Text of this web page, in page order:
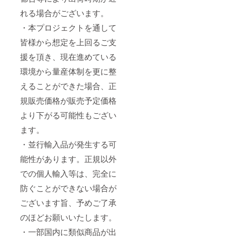
れる場合がございます。
・本プロジェクトを通して
皆様から想定を上回るご支
援を頂き、現在進めている
環境から量産体制を更に整
えることができた場合、正
規販売価格が販売予定価格
より下がる可能性もござい
ます。
・並行輸入品が発生する可
能性があります。正規以外
での個人輸入等は、完全に
防ぐことができない場合が
ございます旨、予めご了承
のほどお願いいたします。
・一部国内に類似商品が出